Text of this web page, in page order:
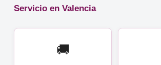
Servicio en Valencia
🚚